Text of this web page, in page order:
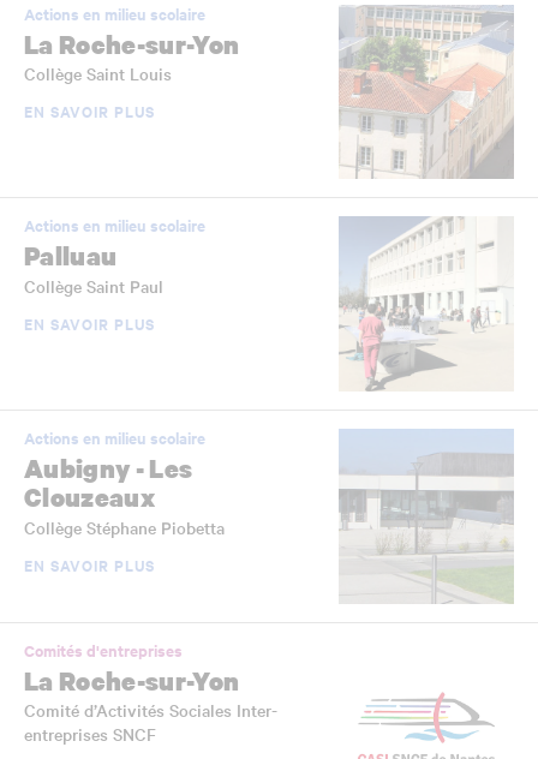
Actions en milieu scolaire
La Roche-sur-Yon
Collège Saint Louis
EN SAVOIR PLUS
Actions en milieu scolaire
Palluau
Collège Saint Paul
EN SAVOIR PLUS
Actions en milieu scolaire
Aubigny - Les
Clouzeaux
Collège Stéphane Piobetta
EN SAVOIR PLUS
Comités d'entreprises
La Roche-sur-Yon
Comité d’Activités Sociales Inter-
entreprises SNCF